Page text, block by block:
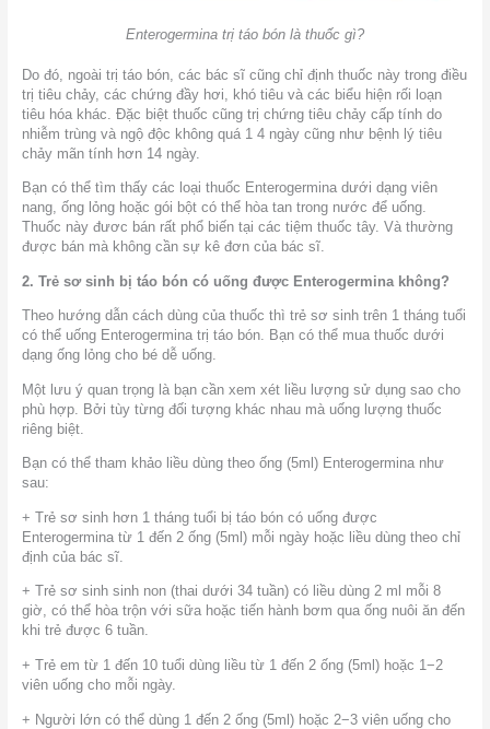
Enterogermina trị táo bón là thuốc gì?
Do đó, ngoài trị táo bón, các bác sĩ cũng chỉ định thuốc này trong điều
trị tiêu chảy, các chứng đầy hơi, khó tiêu và các biểu hiện rối loạn
tiêu hóa khác. Đặc biệt thuốc cũng trị chứng tiêu chảy cấp tính do
nhiễm trùng và ngộ độc không quá 1 4 ngày cũng như bệnh lý tiêu
chảy mãn tính hơn 14 ngày.
Bạn có thể tìm thấy các loại thuốc Enterogermina dưới dạng viên
nang, ống lỏng hoặc gói bột có thể hòa tan trong nước để uống.
Thuốc này đươc bán rất phổ biến tại các tiệm thuốc tây. Và thường
được bán mà không cần sự kê đơn của bác sĩ.
2. Trẻ sơ sinh bị táo bón có uống được Enterogermina không?
Theo hướng dẫn cách dùng của thuốc thì trẻ sơ sinh trên 1 tháng tuổi
có thể uống Enterogermina trị táo bón. Bạn có thể mua thuốc dưới
dạng ống lỏng cho bé dễ uống.
Một lưu ý quan trọng là bạn cần xem xét liều lượng sử dụng sao cho
phù hợp. Bởi tùy từng đối tượng khác nhau mà uống lượng thuốc
riêng biệt.
Bạn có thể tham khảo liều dùng theo ống (5ml) Enterogermina như
sau:
+ Trẻ sơ sinh hơn 1 tháng tuổi bị táo bón có uống được
Enterogermina từ 1 đến 2 ống (5ml) mỗi ngày hoặc liều dùng theo chỉ
định của bác sĩ.
+ Trẻ sơ sinh sinh non (thai dưới 34 tuần) có liều dùng 2 ml mỗi 8
giờ, có thể hòa trộn với sữa hoặc tiến hành bơm qua ống nuôi ăn đến
khi trẻ được 6 tuần.
+ Trẻ em từ 1 đến 10 tuổi dùng liều từ 1 đến 2 ống (5ml) hoặc 1−2
viên uống cho mỗi ngày.
+ Người lớn có thể dùng 1 đến 2 ống (5ml) hoặc 2−3 viên uống cho